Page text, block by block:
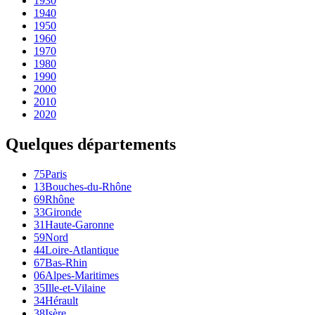
1940
1950
1960
1970
1980
1990
2000
2010
2020
Quelques départements
75Paris
13Bouches-du-Rhône
69Rhône
33Gironde
31Haute-Garonne
59Nord
44Loire-Atlantique
67Bas-Rhin
06Alpes-Maritimes
35Ille-et-Vilaine
34Hérault